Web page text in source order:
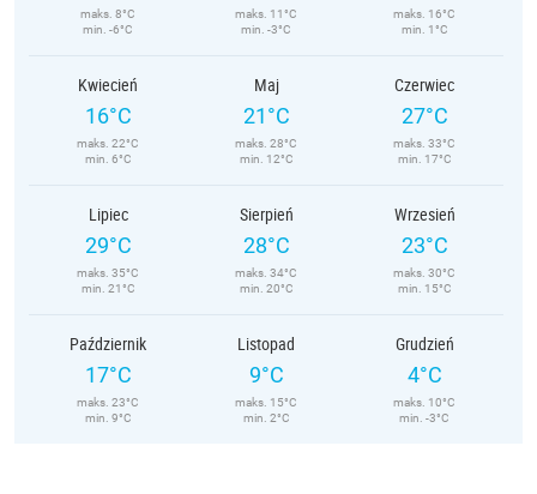
maks. 8°C
min. -6°C
maks. 11°C
min. -3°C
maks. 16°C
min. 1°C
Kwiecień
16°C
maks. 22°C
min. 6°C
Maj
21°C
maks. 28°C
min. 12°C
Czerwiec
27°C
maks. 33°C
min. 17°C
Lipiec
29°C
maks. 35°C
min. 21°C
Sierpień
28°C
maks. 34°C
min. 20°C
Wrzesień
23°C
maks. 30°C
min. 15°C
Październik
17°C
maks. 23°C
min. 9°C
Listopad
9°C
maks. 15°C
min. 2°C
Grudzień
4°C
maks. 10°C
min. -3°C